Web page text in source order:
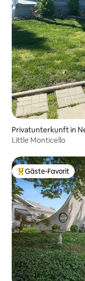
Privatunterkunft in
Little Monticello
Beliebter Gäste-
Gäste-Favorit